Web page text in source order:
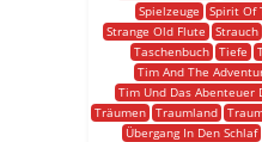
Spielzeuge
Spirit Of
Strange Old Flute
Strauch
Taschenbuch Tiefe
Tim And The
Tim Und Das Abenteuer
Träumen
Traumland
Übergang In Den Schlaf